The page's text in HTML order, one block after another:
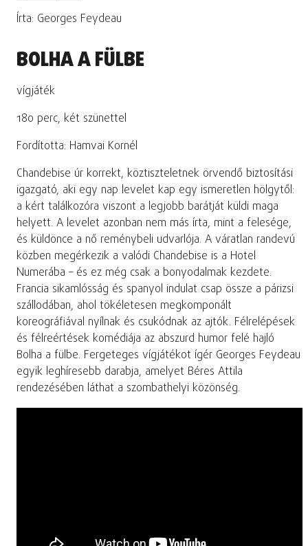
Írta: Georges Feydeau
BOLHA A FÜLBE
vígjáték
180 perc, két szünettel
Fordította: Hamvai Kornél
Chandebise úr korrekt, köztiszteletnek örvendő biztosítási
igazgató, aki egy nap levelet kap egy ismeretlen hölgytől:
a kért találkozóra viszont a legjobb barátját küldi maga
helyett. A levelet azonban nem más írta, mint a felesége,
és küldönce a nő reménybeli udvarlója. A váratlan randevú
közben megérkezik a valódi Chandebise is a Hotel
Numerába – és ez még csak a bonyodalmak kezdete.
Francia sikamlósság és spanyol indulat csap össze a párizsi
szállodában, ahol tökéletesen megkomponált
koreográfiával nyílnak és csukódnak az ajtók. Félrelépések
és félreértések komédiája az abszurd humor felé hajló
Bolha a fülbe. Fergeteges vígjátékot ígér Georges Feydeau
egyik leghíresebb darabja, amelyet Béres Attila
rendezésében láthat a szombathelyi közönség.